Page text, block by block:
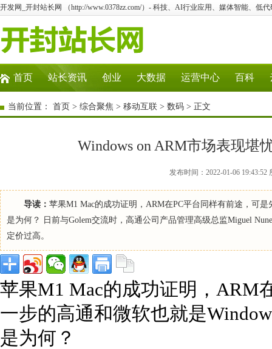
开发网_开封站长网 （http://www.0378zz.com/）- 科技、AI行业应用、媒体智能、低
首页 站长资讯 创业 大数据 运营中心 百科
当前位置： 首页 > 综合聚焦 > 移动互联 > 数码 > 正文
Windows on ARM市场表现堪
发布时间：2022-01-06
导读： 苹果M1 Mac的成功证明，ARM在PC平台同样有前途，可
是为何？ 日前与Golem交流时，高通公司产品管理高级总监Miguel
定价过高。
苹果M1 Mac的成功证明，ARM
一步的高通和微软也就是
是为何？